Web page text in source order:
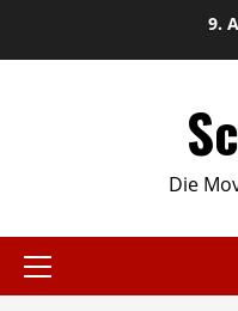
9.
Die
Primary